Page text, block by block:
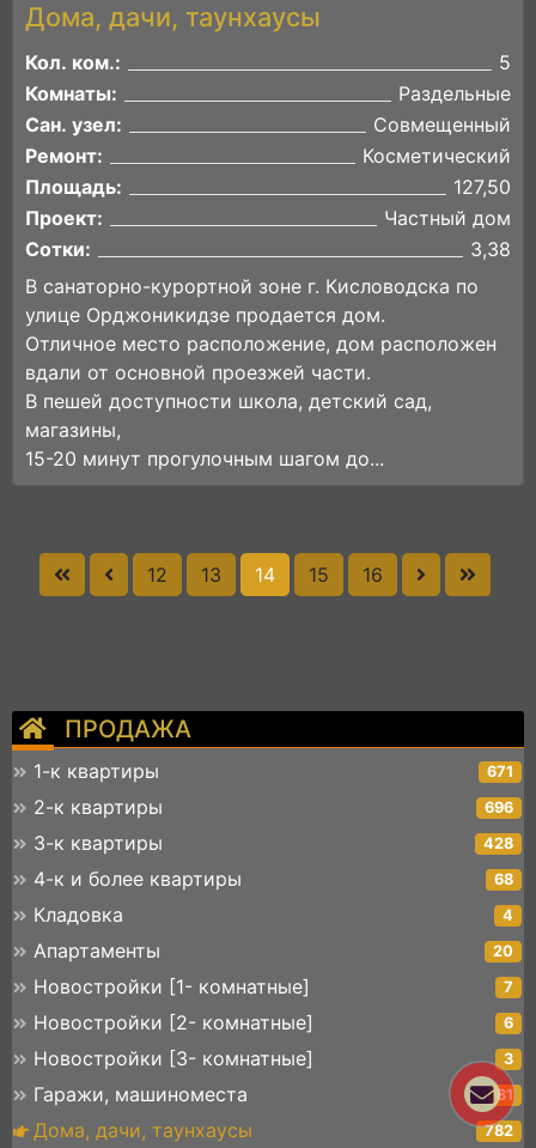
ПРОДАЖА
1-к квартиры 671
2-к квартиры 696
3-к квартиры 428
4-к и более квартиры 68
Кладовка 4
Апартаменты 20
Новостройки [1- комнатные] 7
Новостройки [2- комнатные] 6
Новостройки [3- комнатные] 3
Гаражи, машиноместа 81
Дома, дачи, таунхаусы 782
Дома, дачи, таунхаусы
Кол. ком.:
5
Комнаты:
Раздельные
Сан. узел:
Совмещенный
Ремонт:
Косметический
Площадь:
127,50
Проект:
Частный дом
Сотки:
3,38
В санаторно-курортной зоне г. Кисловодска по
улице Орджоникидзе продается дом.
Отличное место расположение, дом расположен
вдали от основной проезжей части.
В пешей доступности школа, детский сад,
магазины,
15-20 минут прогулочным шагом до...
12 13 14 15 16